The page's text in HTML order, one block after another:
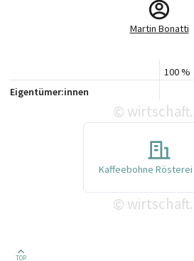
Martin Bonatti
100 %
Eigentümer:innen
©
Kaffeebohne Rösterei
©
TOP